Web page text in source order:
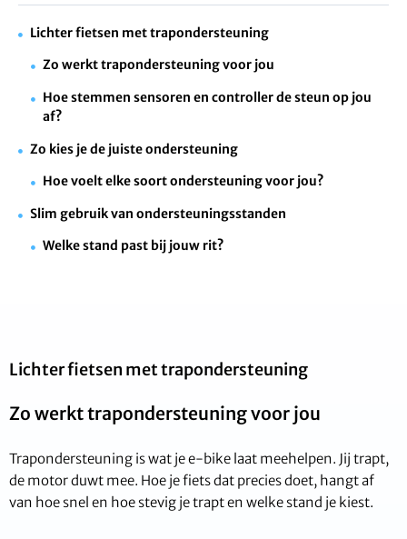
Lichter fietsen met trapondersteuning
Zo werkt trapondersteuning voor jou
Hoe stemmen sensoren en controller de steun op jou
af?
Zo kies je de juiste ondersteuning
Hoe voelt elke soort ondersteuning voor jou?
Slim gebruik van ondersteuningsstanden
Welke stand past bij jouw rit?
Lichter fietsen met trapondersteuning
Zo werkt trapondersteuning voor jou
Trapondersteuning is wat je e-bike laat meehelpen. Jij trapt,
de motor duwt mee. Hoe je fiets dat precies doet, hangt af
van hoe snel en hoe stevig je trapt en welke stand je kiest.